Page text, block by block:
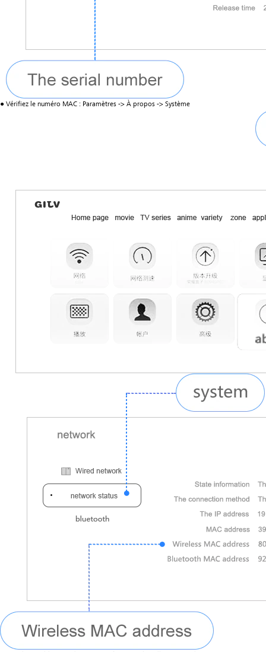
● Vérifiez le numéro MAC : Paramètres -> À propos -> Système